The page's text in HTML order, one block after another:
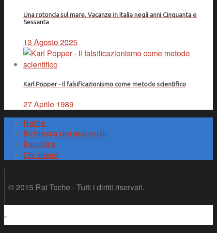
Una rotonda sul mare. Vacanze in Italia negli anni Cinquanta e
Sessanta
13 Agosto 2025
Karl Popper - Il falsificazionismo come metodo scientifico
27 Aprile 1989
Home
Richiesta dei materiali
Raccolte
Chi siamo
© 2015 Rai Teche - Tutti i diritti riservati.